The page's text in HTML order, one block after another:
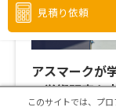
アスマークが
の学術研究を
見積り依頼
このサイトでは、プ